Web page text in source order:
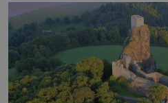
následovat. Vstupujeme
Surat. Gu